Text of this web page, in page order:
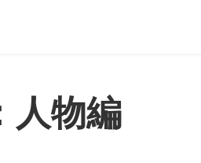
人物編